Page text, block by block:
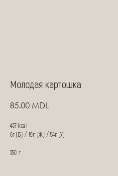
Молодая картошка
85.00 MDL
437 kcal
6г (Б) / 19г (Ж) / 54г (У)
350 г